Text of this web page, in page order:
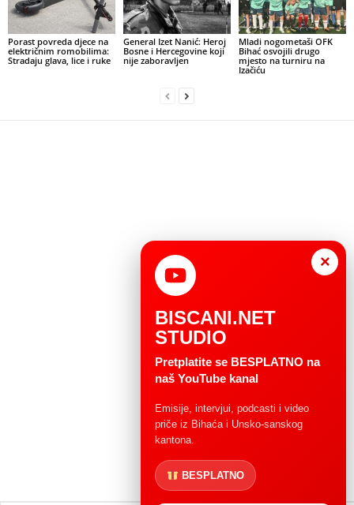
Porast povreda djece na
električnim romobilima:
Stradaju glava, lice i ruke
General Izet Nanić: Heroj
Bosne i Hercegovine koji
nije zaboravljen
Mladi nogometaši OFK
Bihać osvojili drugo
mjesto na turniru na
Izačiću
×
BISCANI.NET
STUDIO
Pretplatite se BESPLATNO na
naš YouTube kanal
Emisije, intervjui, podcasti i video
priče iz Bihaća i Unsko-sanskog
kantona.
BESPLATNO